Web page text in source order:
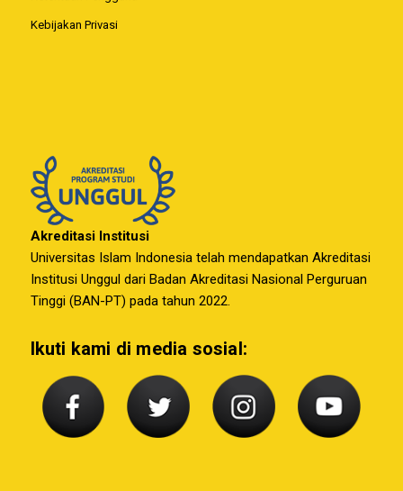
Kebijakan Privasi
Akreditasi Institusi
Universitas Islam Indonesia telah mendapatkan Akreditasi
Institusi Unggul dari Badan Akreditasi Nasional Perguruan
Tinggi (BAN-PT) pada tahun 2022.
Ikuti kami di media sosial: